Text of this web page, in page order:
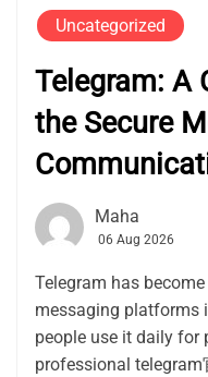
Uncategorized
Telegram: A
the Secure
Maha
06 Aug 2026
Telegram has
messaging platforms
people use it daily for
professional